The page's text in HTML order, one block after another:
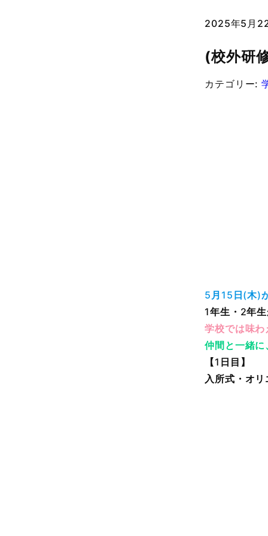
2025年5月22
(校外研
カテゴリー:
5 月 15 日(木)
1年生・ 2年
学校では味
仲間と一緒
【1 日目】
入所式・オ